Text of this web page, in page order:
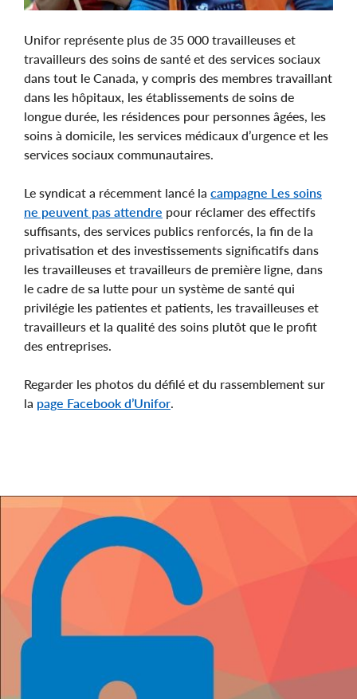
Unifor représente plus de 35 000 travailleuses et
travailleurs des soins de santé et des services sociaux
dans tout le Canada, y compris des membres travaillant
dans les hôpitaux, les établissements de soins de
longue durée, les résidences pour personnes âgées, les
soins à domicile, les services médicaux d’urgence et les
services sociaux communautaires.
Le syndicat a récemment lancé la campagne Les soins
ne peuvent pas attendre pour réclamer des effectifs
suffisants, des services publics renforcés, la fin de la
privatisation et des investissements significatifs dans
les travailleuses et travailleurs de première ligne, dans
le cadre de sa lutte pour un système de santé qui
privilégie les patientes et patients, les travailleuses et
travailleurs et la qualité des soins plutôt que le profit
des entreprises.
Regarder les photos du défilé et du rassemblement sur
la page Facebook d’Unifor.